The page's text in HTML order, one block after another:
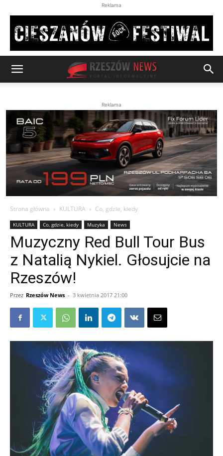
Reklama
Reklama
Strona główna KULTURA Co, gdzie, kiedy
KULTURA Co, gdzie, kiedy Muzyka News
Muzyczny Red Bull Tour Bus
z Natalią Nykiel. Głosujcie na
Rzeszów!
Przez Rzeszów News - 3 kwietnia 2017 21:00